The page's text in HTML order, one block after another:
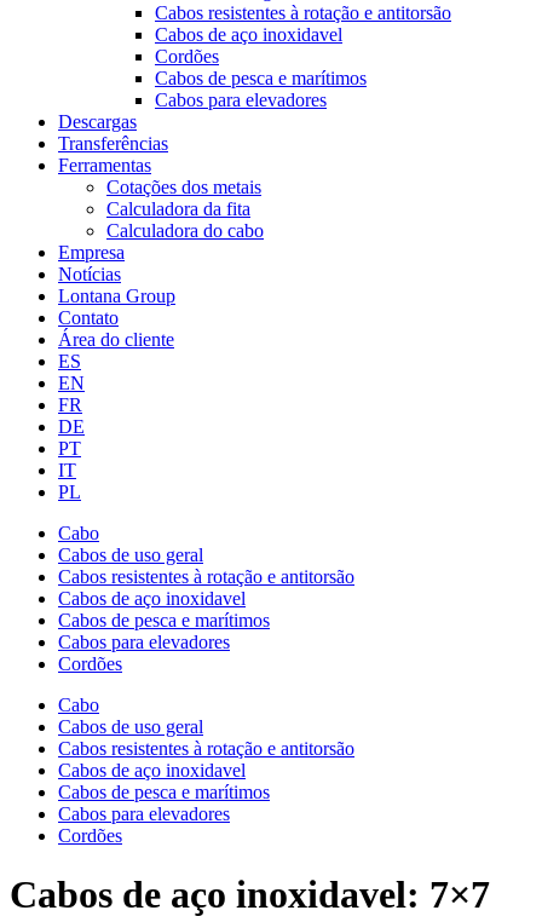
Cabos resistentes à rotação e antitorsão
Cabos de aço inoxidavel
Cordões
Cabos de pesca e marítimos
Cabos para elevadores
Descargas
Transferências
Ferramentas
Cotações dos metais
Calculadora da fita
Calculadora do cabo
Empresa
Notícias
Lontana Group
Contato
Área do cliente
ES
EN
FR
DE
PT
IT
PL
Cabo
Cabos de uso geral
Cabos resistentes à rotação e antitorsão
Cabos de aço inoxidavel
Cabos de pesca e marítimos
Cabos para elevadores
Cordões
Cabo
Cabos de uso geral
Cabos resistentes à rotação e antitorsão
Cabos de aço inoxidavel
Cabos de pesca e marítimos
Cabos para elevadores
Cordões
Cabos de aço inoxidavel: 7×7